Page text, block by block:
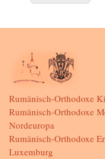
Rumänisch-Orthodoxe
Rumänisch-Orthodoxe
Nordeuropa
Rumänisch-Orthodoxe
Luxemburg